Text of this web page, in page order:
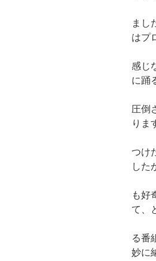
まし
はプ
感じ
に踊
圧倒
りま
つけ
した
も好
て、
る番
妙に